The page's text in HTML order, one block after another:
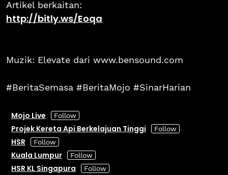
Artikel berkaitan:
http://bitly.ws/Eoqa
Muzik: Elevate dari www.bensound.com
#BeritaSemasa #BeritaMojo #SinarHarian
Mojo Live
Projek Kereta Api Berkelajuan Tinggi
HSR
Kuala Lumpur
HSR KL Singapura